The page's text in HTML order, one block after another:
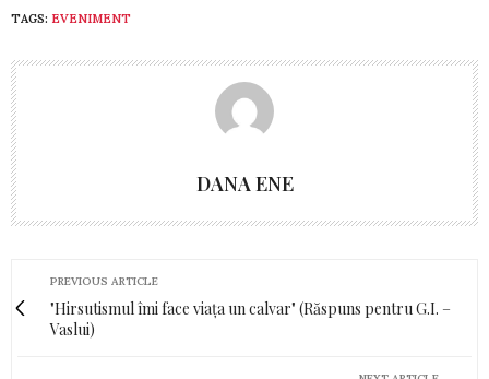
TAGS: EVENIMENT
DANA ENE
PREVIOUS ARTICLE
"Hirsutismul îmi face viața un calvar" (Răspuns pentru G.I. –
Vaslui)